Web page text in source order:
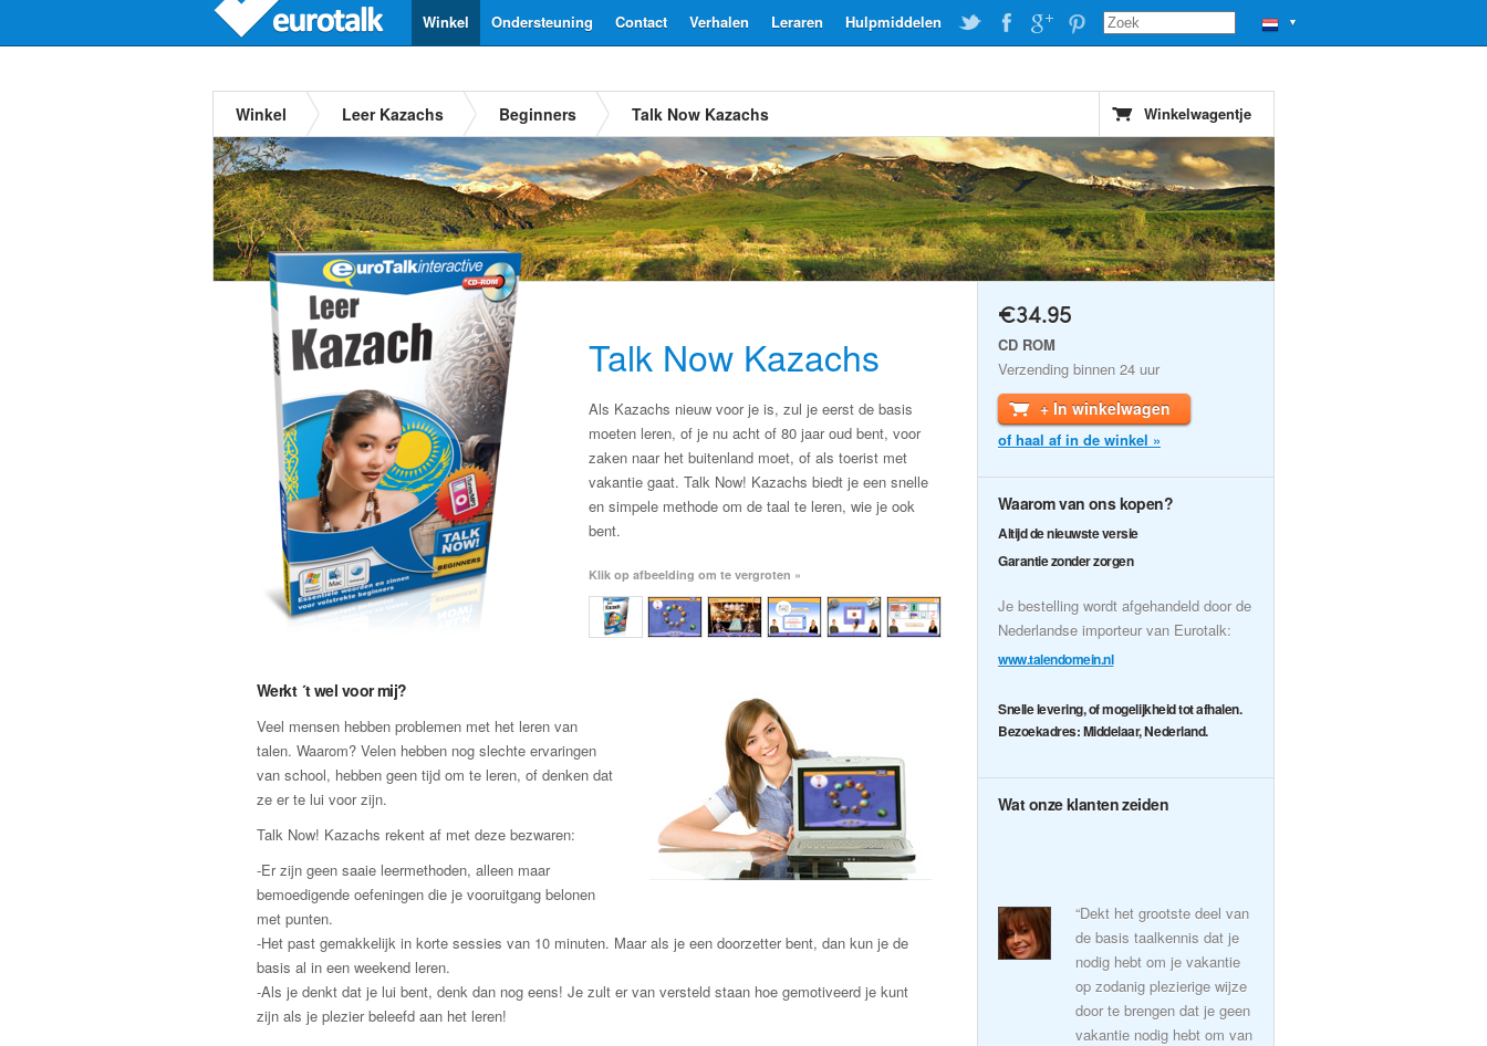
▼
Hulpmiddelen
Leraren
Verhalen
Contact
Ondersteuning
Winkel
Winkel Leer Kazachs Beginners Talk Now Kazachs Winkelwagentje
Talk Now Kazachs
Als Kazachs nieuw voor je is, zul je eerst de basis
moeten leren, of je nu acht of 80 jaar oud bent, voor
zaken naar het buitenland moet, of als toerist met
vakantie gaat. Talk Now! Kazachs biedt je een snelle
en simpele methode om de taal te leren, wie je ook
bent.
Klik op afbeelding om te vergroten »
Werkt ´t wel voor mij?
Veel mensen hebben problemen met het leren van
talen. Waarom? Velen hebben nog slechte ervaringen
van school, hebben geen tijd om te leren, of denken dat
ze er te lui voor zijn.
Talk Now! Kazachs rekent af met deze bezwaren:
-Er zijn geen saaie leermethoden, alleen maar
bemoedigende oefeningen die je vooruitgang belonen
met punten.
-Het past gemakkelijk in korte sessies van 10 minuten. Maar als je een doorzetter bent, dan kun je de
basis al in een weekend leren.
-Als je denkt dat je lui bent, denk dan nog eens! Je zult er van versteld staan hoe gemotiveerd je kunt
zijn als je plezier beleefd aan het leren!
€34.95
CD ROM
Verzending binnen 24 uur
+ In winkelwagen
of haal af in de winkel »
Waarom van ons kopen?
Altijd de nieuwste versie
Garantie zonder zorgen
Je bestelling wordt afgehandeld door de
Nederlandse importeur van Eurotalk:
www.talendomein.nl
Snelle levering, of mogelijkheid tot afhalen.
Bezoekadres: Middelaar, Nederland.
Wat onze klanten zeiden
“Dekt het grootste deel van
de basis taalkennis dat je
nodig hebt om je vakantie
op zodanig plezierige wijze
door te brengen dat je geen
vakantie nodig hebt om van